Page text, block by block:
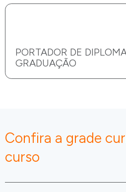
PORTADOR DE
GRADUAÇÃO
Confira a grade
curso